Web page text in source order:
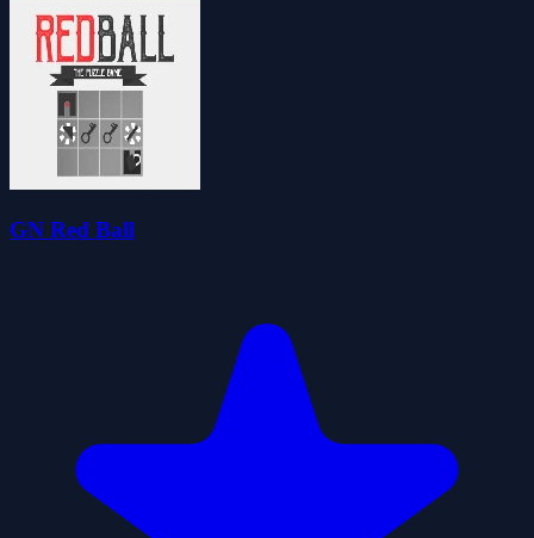
GN Red Ball